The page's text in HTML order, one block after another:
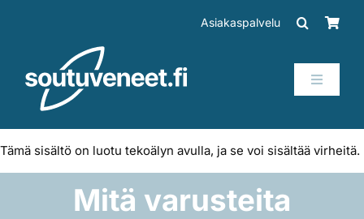
Asiakaspalvelu
Toggle
Perämoottorit
Tämä sisältö on luotu tekoälyn avulla, ja se voi sisältää virheitä.
Mitä varusteita